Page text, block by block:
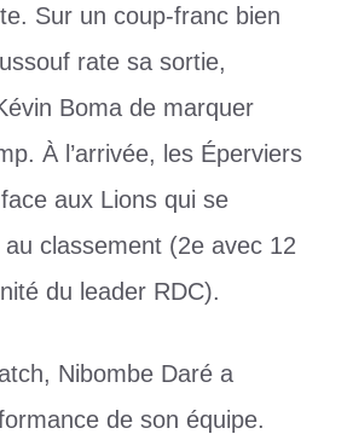
Sur un coup-franc bien
rate sa sortie,
Boma de marquer
À l’arrivée, les Éperviers
aux Lions qui se
classement (2e avec 12
du leader RDC).
Nibombe Daré a
de son équipe.